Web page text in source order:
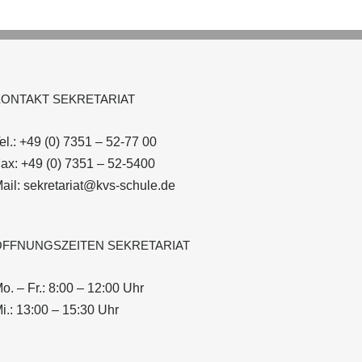
SEKRETARIAT
+49 (0) 7351 – 52-77 00
+49 (0) 7351 – 52-5400
sekretariat@kvs-schule.de
SEKRETARIAT
– Fr.: 8:00 – 12:00 Uhr
13:00 – 15:30 Uhr